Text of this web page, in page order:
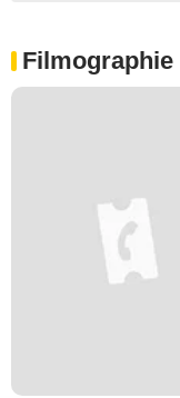
Filmographie